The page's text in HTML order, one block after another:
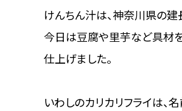
けんちん汁は、神奈川県の
今日は豆腐や里芋など具材を
仕上げました。
いわしのカリカリフライは、